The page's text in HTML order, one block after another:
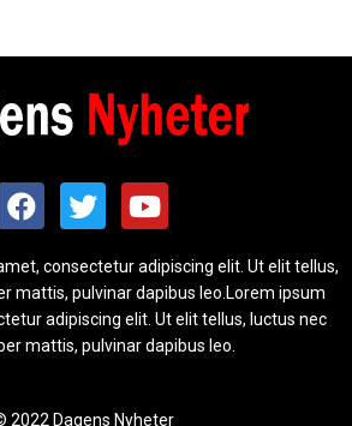
consectetur adipiscing elit. Ut elit tellus,
mattis, pulvinar dapibus leo.Lorem ipsum
adipiscing elit. Ut elit tellus, luctus nec
mattis, pulvinar dapibus leo.
2022 Dagens Nyheter